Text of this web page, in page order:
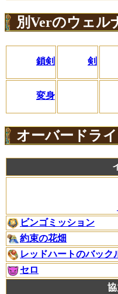
別Verのウェル
鎖剣 剣
変身
オーバードラ
ビンゴミッション
約束の花畑
レッドハートのバック
セロ